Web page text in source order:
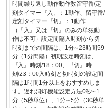
時間繰り返し動作動作数留守番/定
刻タイマー『入』：1動作、留守番/
定刻タイマー『切』：1動作
（『入』又は『切』のみの単独動
作は不可）設定間隔入時刻から切
時刻までの間隔は、1分∼23時間59
分（1分間隔）初期設定時刻は、
『入』時刻/18：00、『切』時
刻/23：00入時刻と切時刻の設定間
隔は1時間1分以上をおすすめしま
す。遅れ消灯機能設定方法0秒∼1
分（5秒単位）、1分∼5分（30秒単